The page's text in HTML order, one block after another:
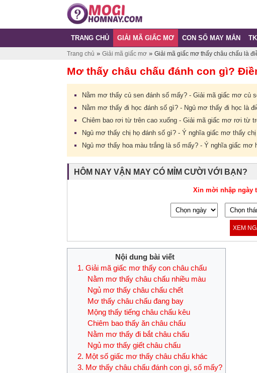
TRANG CHỦ GIẢI MÃ GIẤC MƠ CON SỐ MAY MẮN
Trang chủ » Giải mã giấc mơ » Giải mã giấc mơ thấy châu chấu là
Mơ thấy châu chấu đánh con gì?
Nằm mơ thấy củ sen đánh số mấy? - Giải mã giấc mơ củ
Nằm mơ thấy đi học đánh số gì? - Ngủ mơ thấy đi học là
Chiêm bao rơi từ trên cao xuống - Giải mã giấc mơ rơi từ
Ngủ mơ thấy chị họ đánh số gì? - Ý nghĩa giấc mơ thấy chị
Ngủ mơ thấy hoa màu trắng là số mấy? - Ý nghĩa giấc mơ
HÔM NAY VẬN MAY CÓ MỈM CƯỜI VỚI BẠN?
Xin mời nhập ngày
XEM
Nội dung bài viết
1. Giải mã giấc mơ thấy con châu chấu
Nằm mơ thấy châu chấu nhiều màu
Ngủ mơ thấy châu chấu chết
Mơ thấy châu chấu đang bay
Mộng thấy tiếng châu chấu kêu
Chiêm bao thấy ăn châu chấu
Nằm mơ thấy đi bắt châu chấu
Ngủ mơ thấy giết châu chấu
2. Một số giấc mơ thấy châu chấu khác
3. Mơ thấy châu chấu đánh con gì, số mấy?